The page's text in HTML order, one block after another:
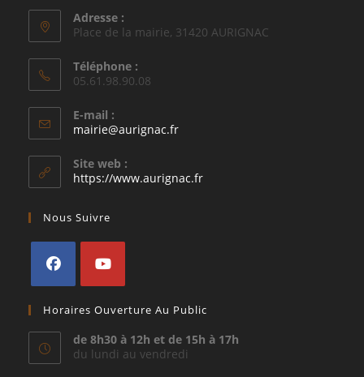
Adresse :
Place de la mairie, 31420 AURIGNAC
Téléphone :
05.61.98.90.08
E-mail :
mairie@aurignac.frS’ouvre
application
Site web :
https://www.aurignac.fr
Nous Suivre
dans
un
nouvel
dans
un
nouvel
Horaires Ouverture Au Public
de 8h30 à 12h et de 15h à 17h
du lundi au vendredi